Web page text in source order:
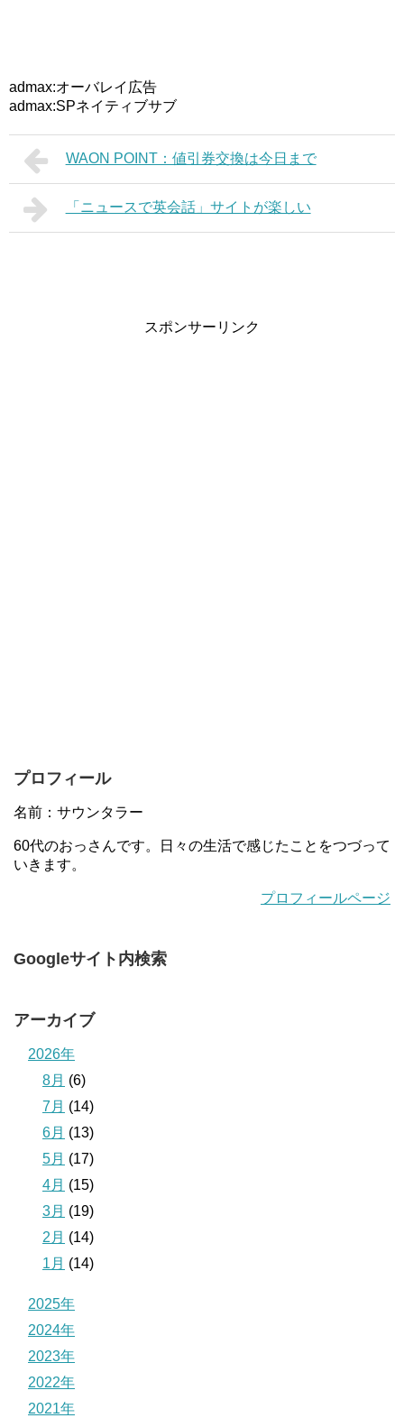
admax:オーバレイ広告
admax:SPネイティブサブ
WAON POINT：値引券交換は今日まで
「ニュースで英会話」サイトが楽しい
スポンサーリンク
プロフィール
名前：サウンタラー
60代のおっさんです。日々の生活で感じたことをつづって
いきます。
プロフィールページ
Googleサイト内検索
アーカイブ
2026年
8月 (6)
7月 (14)
6月 (13)
5月 (17)
4月 (15)
3月 (19)
2月 (14)
1月 (14)
2025年
2024年
2023年
2022年
2021年